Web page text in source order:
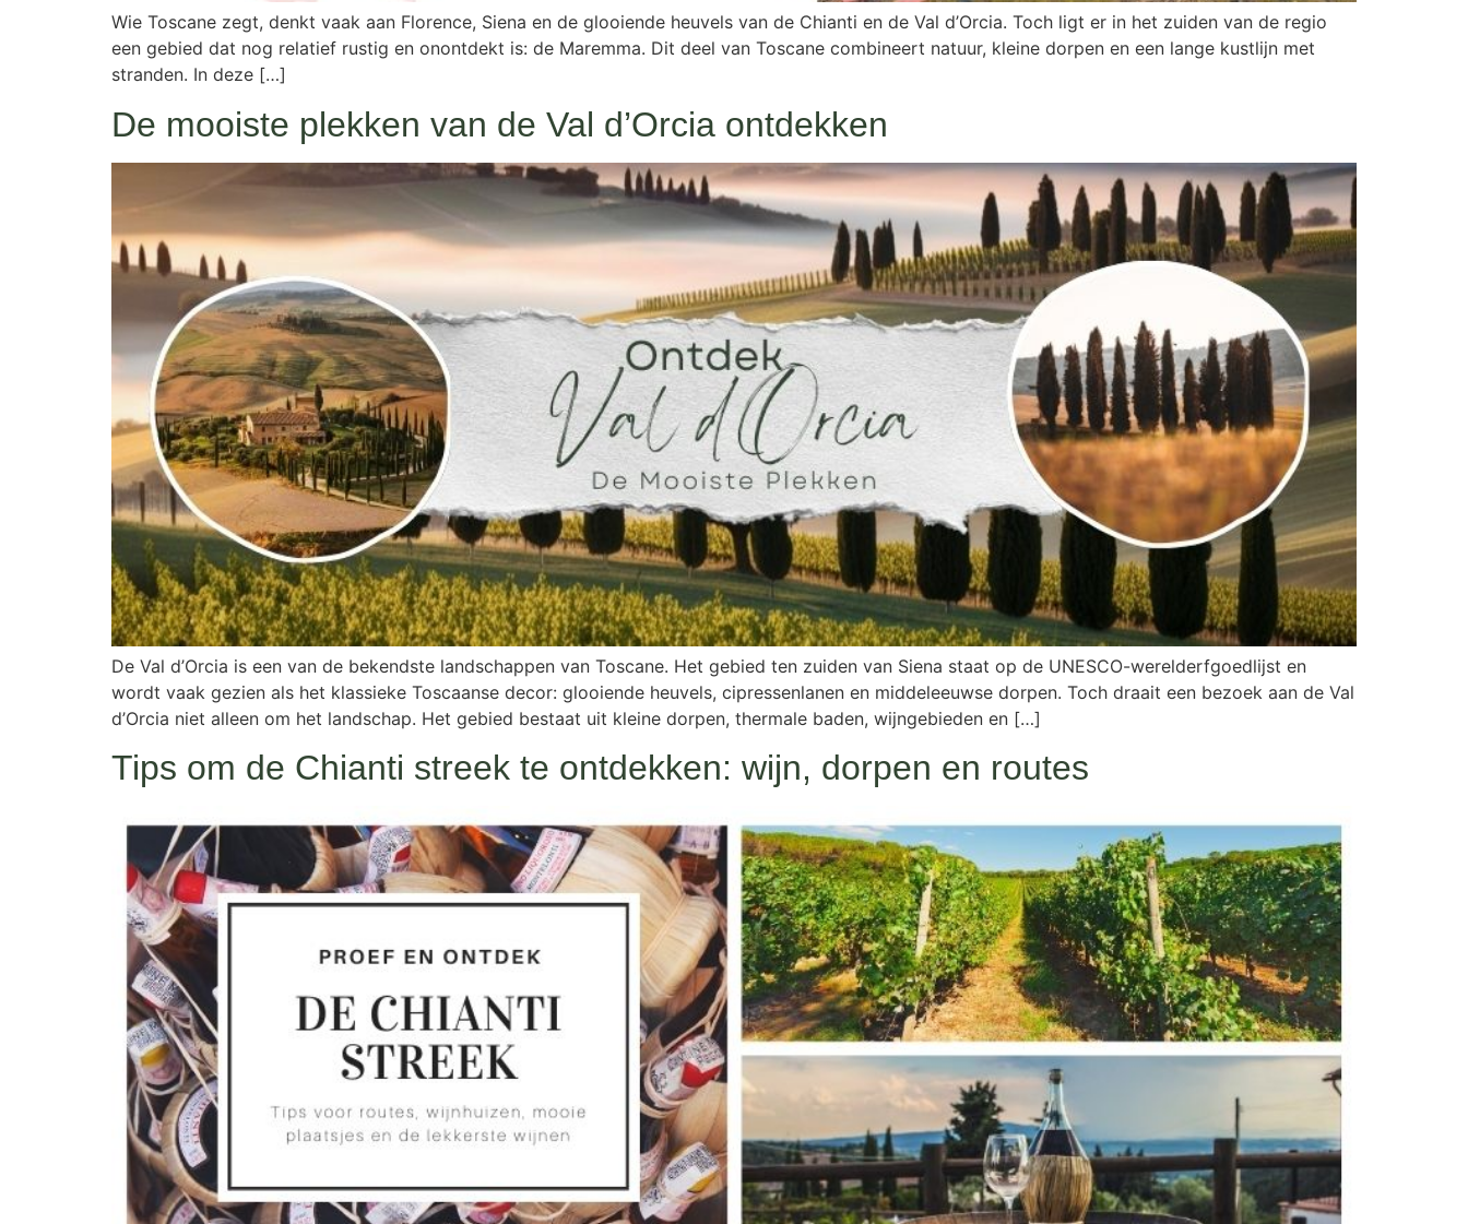
Wie Toscane zegt, denkt vaak aan Florence, Siena en de glooiende heuvels van de Chianti en de Val d’Orcia. Toch ligt er in het zuiden van de regio
een gebied dat nog relatief rustig en onontdekt is: de Maremma. Dit deel van Toscane combineert natuur, kleine dorpen en een lange kustlijn met
stranden. In deze […]
De mooiste plekken van de Val d’Orcia ontdekken
De Val d’Orcia is een van de bekendste landschappen van Toscane. Het gebied ten zuiden van Siena staat op de UNESCO-werelderfgoedlijst en
wordt vaak gezien als het klassieke Toscaanse decor: glooiende heuvels, cipressenlanen en middeleeuwse dorpen. Toch draait een bezoek aan de Val
d’Orcia niet alleen om het landschap. Het gebied bestaat uit kleine dorpen, thermale baden, wijngebieden en […]
Tips om de Chianti streek te ontdekken: wijn, dorpen en routes